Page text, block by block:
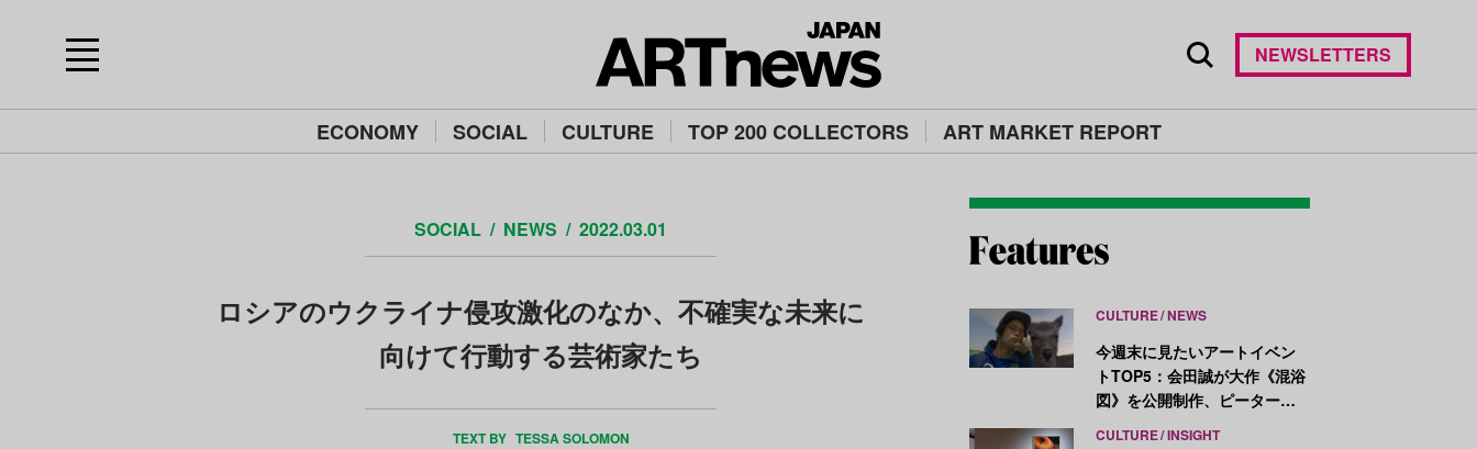
ECONOMY SOCIAL CULTURE TOP 200 COLLECTORS ART MARKET REPORT
NEWSLETTERS
SOCIAL NEWS 2022.03.01
ロシアのウクライナ侵攻激化のなか、不確実な未来に
向けて行動する芸術家たち
TEXT BY TESSA SOLOMON
CULTURE NEWS
今週末に見たいアートイベン
トTOP5：会田誠が大作《混浴
図》を公開制作、ピーター・
CULTURE INSIGHT